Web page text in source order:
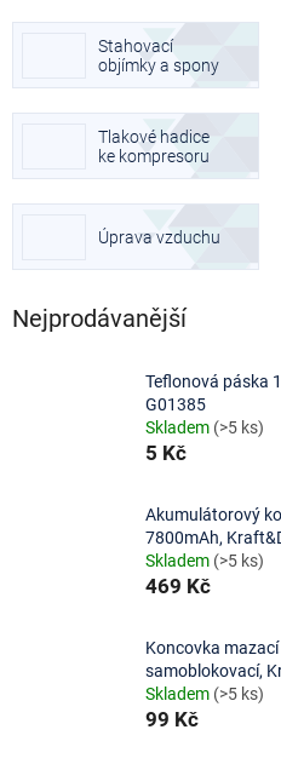
Stahovací
objímky a spony
Tlakové hadice
ke kompresoru
Úprava vzduchu
Nejprodávanější
Teflonová páska
G01385
Skladem (>5 ks)
5 Kč
Akumulátorový
7800mAh,
Skladem (>5 ks)
469 Kč
Koncovka
samoblokovací,
Skladem (>5 ks)
99 Kč